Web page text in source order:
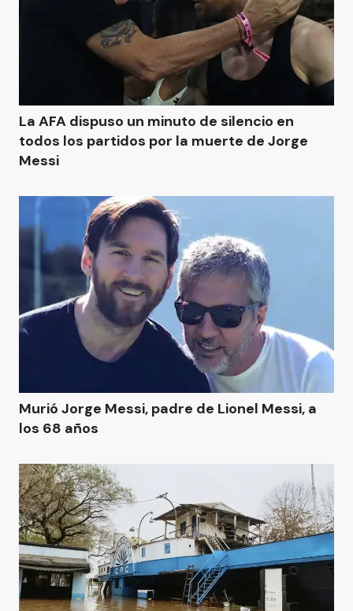
La AFA dispuso un minuto de silencio en
todos los partidos por la muerte de Jorge
Messi
Murió Jorge Messi, padre de Lionel Messi, a
los 68 años